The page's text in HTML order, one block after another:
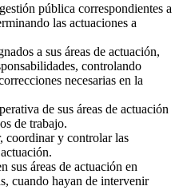
pública correspondientes a
las actuaciones a
a sus áreas de actuación,
controlando
necesarias en la
de sus áreas de actuación
de trabajo.
coordinar y controlar las
sus áreas de actuación en
cuando hayan de intervenir